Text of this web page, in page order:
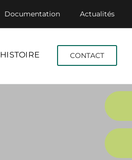
Documentation Actualités
HISTOIRE CONTACT